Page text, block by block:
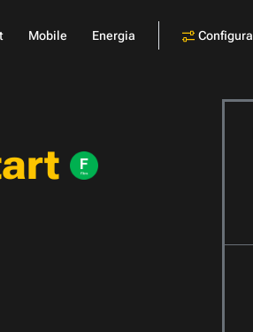
Mobile Energia Configura